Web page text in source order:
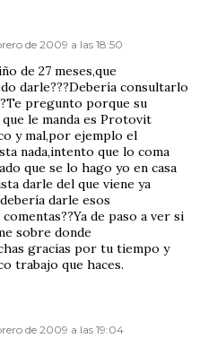
de 2009 a las 18:50
de 27 meses,que
darle???Debería consultarlo
pregunto porque su
le manda es Protovit
y mal,por ejemplo el
nada,intento que lo coma
que se lo hago yo en casa
darle del que viene ya
darle esos
de paso a ver si
sobre donde
gracias por tu tiempo y
trabajo que haces.
de 2009 a las 19:04